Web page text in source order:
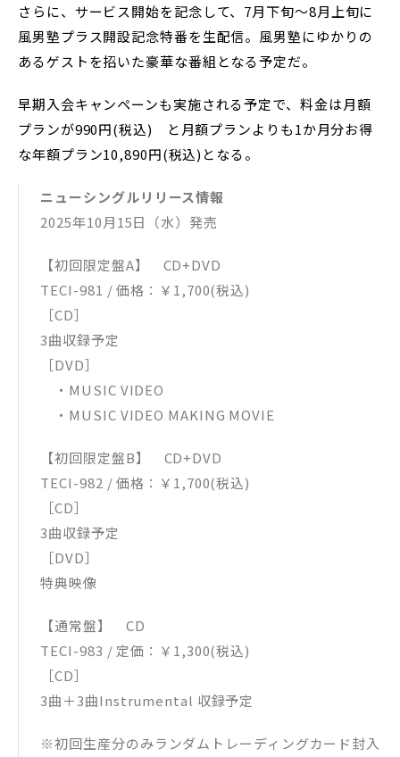
さらに、サービス開始を記念して、7月下旬〜8月上旬に
風男塾プラス開設記念特番を生配信。風男塾にゆかりの
あるゲストを招いた豪華な番組となる予定だ。
早期入会キャンペーンも実施される予定で、料金は月額
プランが990円(税込) と月額プランよりも1か月分お得
な年額プラン10,890円(税込)となる。
ニューシングルリリース情報
2025年10月15日（水）発売
【初回限定盤A】 CD+DVD
TECI-981 / 価格：￥1,700(税込)
［CD］
3曲収録予定
［DVD］
・MUSIC VIDEO
・MUSIC VIDEO MAKING MOVIE
【初回限定盤B】 CD+DVD
TECI-982 / 価格：￥1,700(税込)
［CD］
3曲収録予定
［DVD］
特典映像
【通常盤】 CD
TECI-983 / 定価：￥1,300(税込)
［CD］
3曲＋3曲Instrumental 収録予定
※初回生産分のみランダムトレーディングカード封入